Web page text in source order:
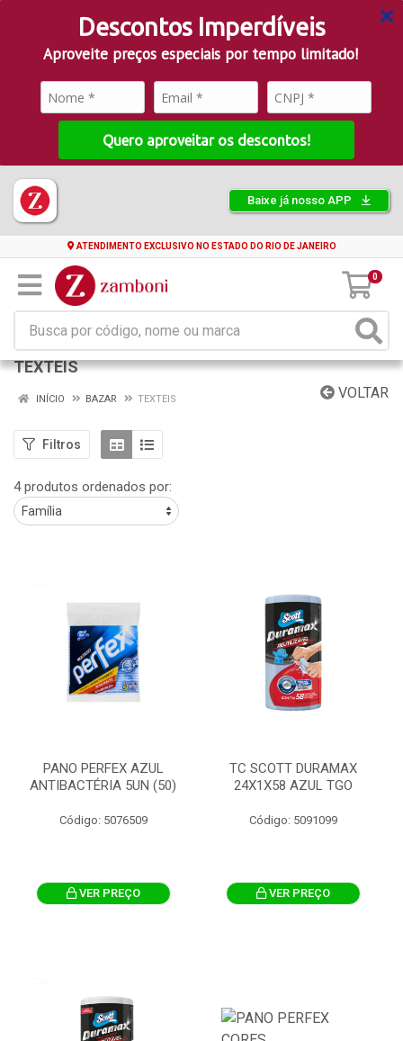
Descontos Imperdíveis
Aproveite preços especiais por tempo limitado!
Quero aproveitar os descontos!
Baixe já nosso APP
ATENDIMENTO EXCLUSIVO NO ESTADO DO RIO DE JANEIRO
0
TEXTEIS
VOLTAR
INÍCIO BAZAR TEXTEIS
Filtros
4 produtos ordenados por:
PANO PERFEX AZUL
ANTIBACTÉRIA 5UN (50)
Código: 5076509
VER PREÇO
TC SCOTT DURAMAX
24X1X58 AZUL TGO
Código: 5091099
VER PREÇO